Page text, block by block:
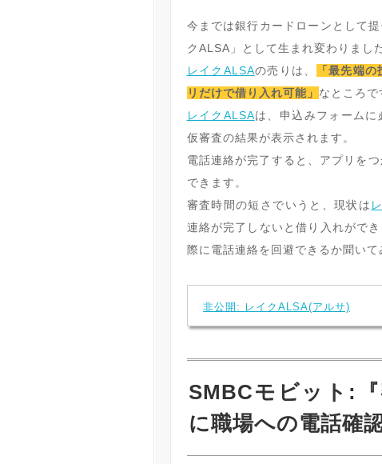
今までは銀行カードローンとして
クALSA」として生まれ変わりました
レイクALSAの売りは、
「最先端
リだけで借り入れ可能」 なところで
レイクALSAは、申込みフォーム
仮審査の結果が表示されます。
電話連絡が完了すると、アプリを
できます。
審査時間の短さでいうと、現状は
連絡が完了しないと借り入れがで
際に電話連絡を回避できるか聞い
非公開: レイクALSA(アルサ)
SMBCモビット:
に職場への電話確